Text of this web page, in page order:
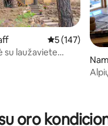
367
Vidutinis
5 (147)
su laužaviete
oro